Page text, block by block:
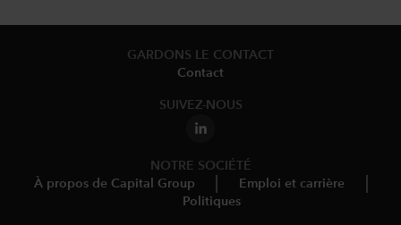
GARDONS LE CONTACT
Contact
SUIVEZ-NOUS
NOTRE SOCIÉTÉ
À propos de Capital Group
Emploi et carrière
Politiques